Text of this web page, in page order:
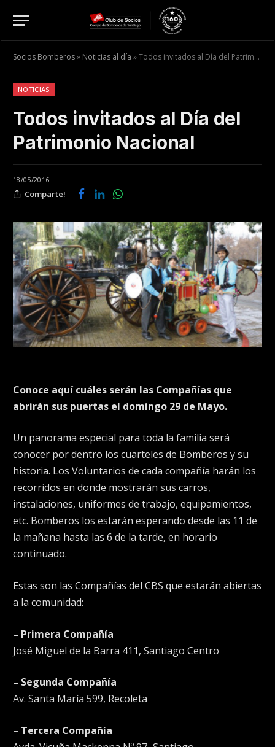
Socios Bomberos» Noticias al día »Todos invitados al Día del Patrimonio Nacional
NOTICIAS
Todos invitados al Día del
Patrimonio Nacional
18/05/2016
Comparte!
Conoce aquí cuáles serán las Compañías que
abrirán sus puertas el domingo 29 de Mayo.
Un panorama especial para toda la familia será
conocer por dentro los cuarteles de Bomberos y su
historia. Los Voluntarios de cada compañía harán los
recorridos en donde mostrarán sus carros,
instalaciones, uniformes de trabajo, equipamientos,
etc. Bomberos los estarán esperando desde las 11 de
la mañana hasta las 6 de la tarde, en horario
continuado.
Estas son las Compañías del CBS que estarán abiertas
a la comunidad:
– Primera Compañía
José Miguel de la Barra 411, Santiago Centro
– Segunda Compañía
Av. Santa María 599, Recoleta
– Tercera Compañía